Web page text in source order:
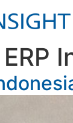
ERP